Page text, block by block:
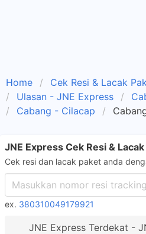
Home
Cek Resi & Lacak
Ulasan - JNE Express
Cabang - Cilacap
JNE Express Cek Resi &
Cek resi dan lacak paket anda
ex. 380310049179921
JNE Express Terdekat -